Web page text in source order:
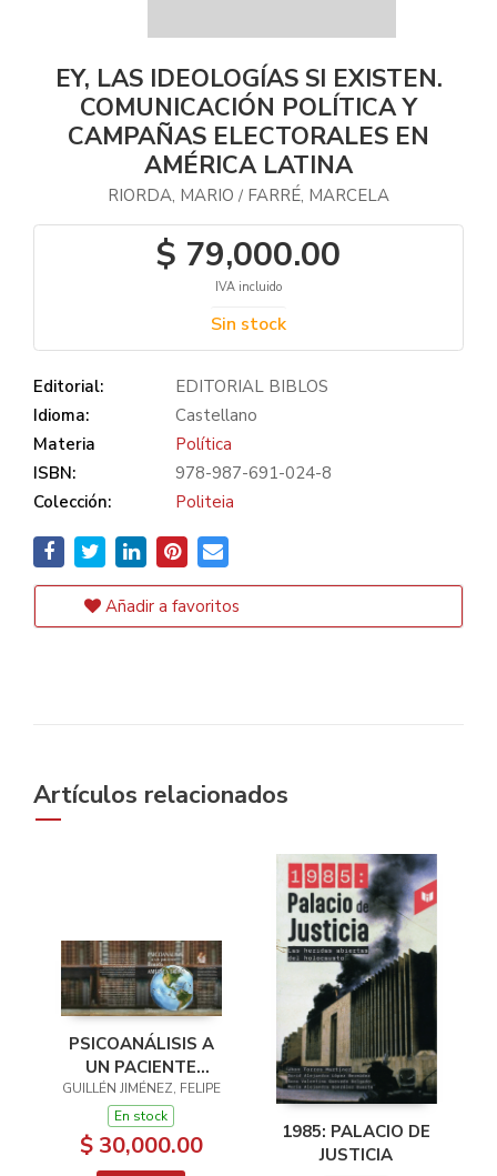
EY, LAS IDEOLOGÍAS SI EXISTEN.
COMUNICACIÓN POLÍTICA Y
CAMPAÑAS ELECTORALES EN
AMÉRICA LATINA
RIORDA, MARIO / FARRÉ, MARCELA
$ 79,000.00
IVA incluido
Sin stock
Editorial:
EDITORIAL BIBLOS
Idioma:
Castellano
Materia
Política
ISBN:
978-987-691-024-8
Colección:
Politeia
Añadir a favoritos
Artículos relacionados
PSICOANÁLISIS A
UN PACIENTE
LLAMADO AMÉRICA
LATINA
GUILLÉN JIMÉNEZ, FELIPE
En stock
$ 30,000.00
1985: PALACIO DE
JUSTICIA